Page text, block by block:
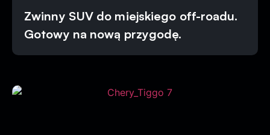
Zwinny SUV do miejskiego off-roadu.
Gotowy na nową przygodę.